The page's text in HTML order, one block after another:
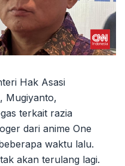
Hak Asasi
Mugiyanto,
terkait razia
dari anime One
waktu lalu.
akan terulang lagi.